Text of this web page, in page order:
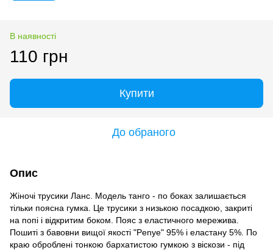
В наявності
110 грн
Купити
До обраного
Опис
Жіночі трусики Ланс. Модель танго - по боках залишається
тільки поясна гумка. Це трусики з низькою посадкою, закриті
на попі і відкритим боком. Пояс з еластичного мережива.
Пошиті з бавовни вищої якості "Penye" ​​95% і еластану 5%. По
краю оброблені тонкою бархатистою гумкою з віскози - під